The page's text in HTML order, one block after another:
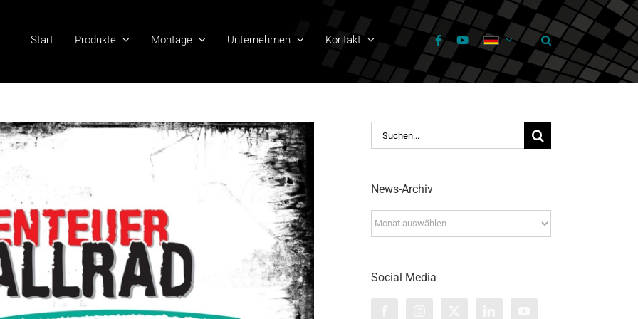
Start Produkte Montage Unternehmen Kontakt
Suche
News-Archiv
News-
Social Media